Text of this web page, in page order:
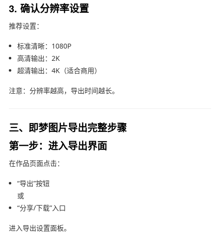
3. 确认分辨率设置
推荐设置：
标准清晰：1080P
高清输出：2K
超清输出：4K（适合商用）
注意：分辨率越高，导出时间越长。
三、即梦图片导出完整步骤
第一步：进入导出界面
在作品页面点击：
“导出”按钮
或
“分享/下载”入口
进入导出设置面板。